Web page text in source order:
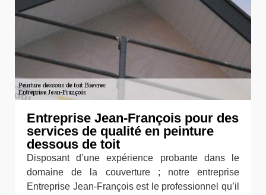
Entreprise Jean-François pour des
services de qualité en peinture
dessous de toit
Disposant d’une expérience probante dans le
domaine de la couverture ; notre entreprise
Entreprise Jean-François est le professionnel qu’il